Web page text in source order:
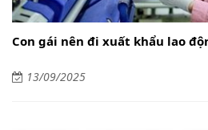
Con gái nên đi xuất khẩu lao
13/09/2025